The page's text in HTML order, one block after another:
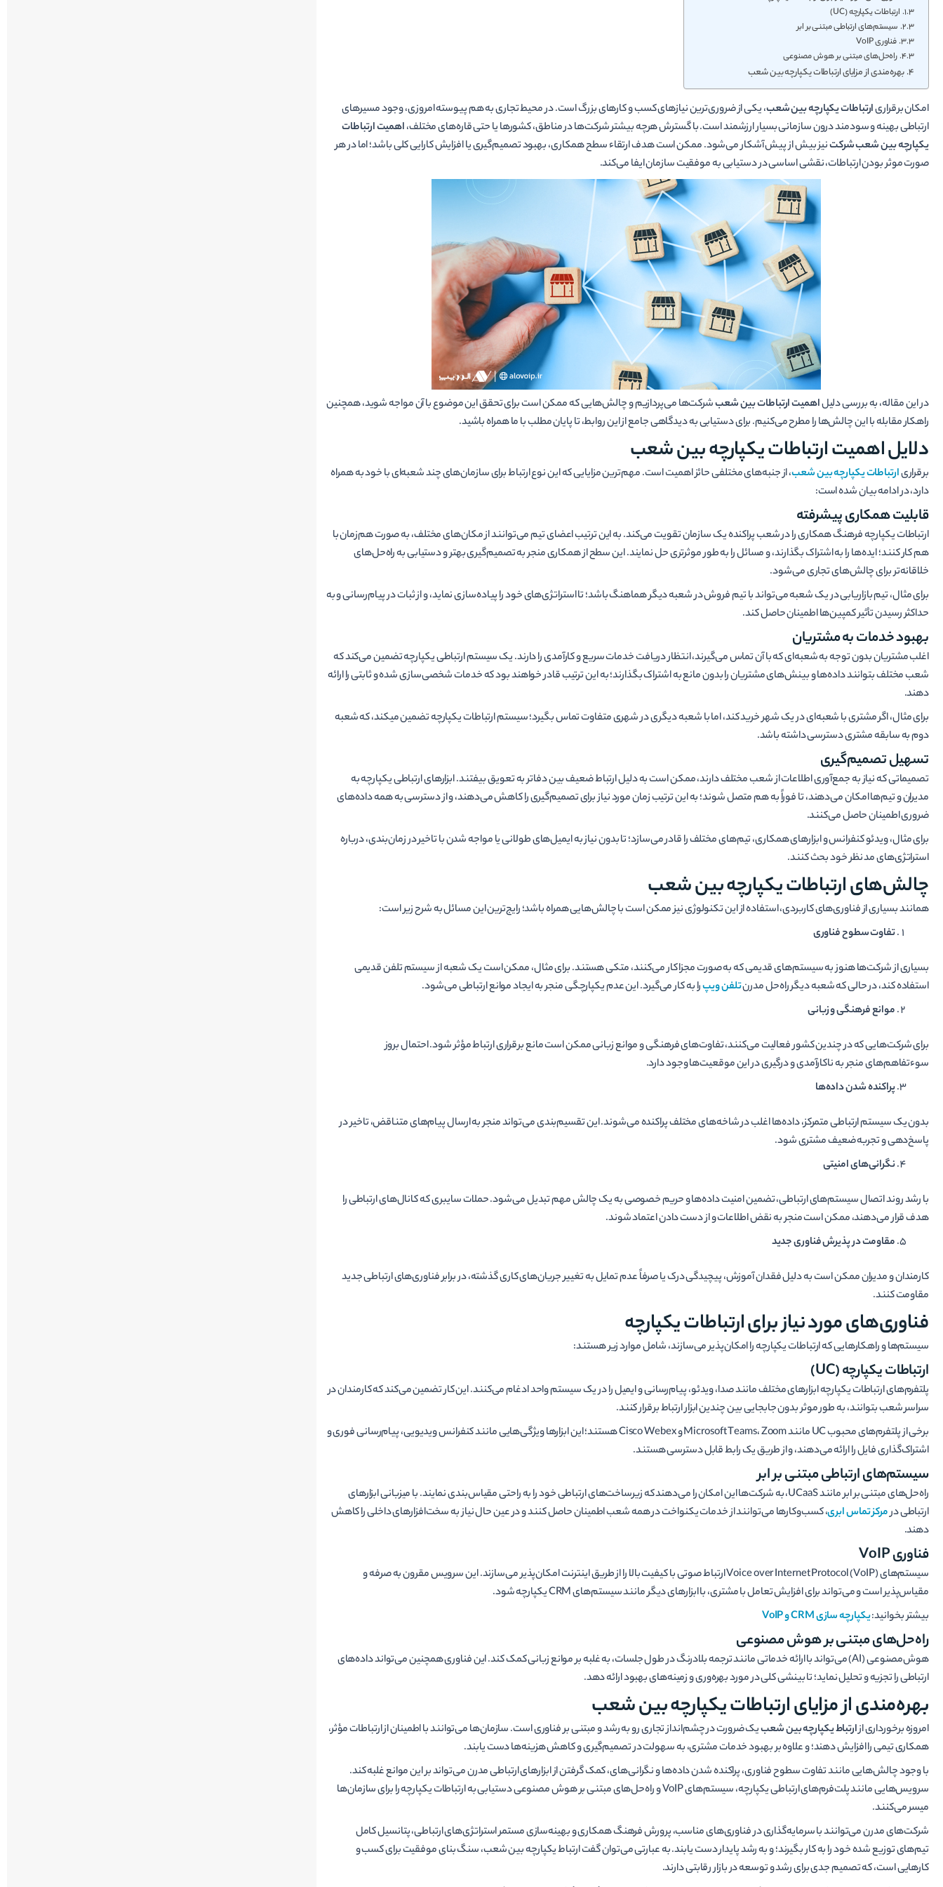
ارتباطات یکپارچه (UC)
سیستم‌های ارتباطی مبتنی بر ابر
فناوری VoIP
راه‌حل‌های مبتنی بر هوش مصنوعی
بهره‌مندی از مزایای ارتباطات یکپارچه بین شعب
امکان برقراریارتباطات یکپارچه بین شعب، یکی از ضروری‌ترین نیازهای کسب و کارهای بزرگ است. در محیط تجاری به هم پیوسته امروزی، وجود مسیرهای
ارتباطی بهینه و سودمند درون سازمانی بسیار ارزشمند است. با گسترش هرچه بیشتر شرکت‌ها در مناطق، کشورها یا حتی قاره‌های مختلف،اهمیت ارتباطات
یکپارچه بین شعب شرکتنیز بیش از پیش آشکار می‌شود. ممکن است هدف ارتقاء سطح همکاری، بهبود تصمیم‌گیری یا افزایش کارایی کلی باشد؛ اما در هر
صورت موثر بودن ارتباطات، نقشی اساسی در دستیابی به موفقیت سازمان ایفا می‌کند.
در این مقاله، به بررسی دلیلاهمیت ارتباطات بین شعبشرکت‌ها می‌پردازیم و چالش‌هایی که ممکن است برای تحقق این موضوع با آن مواجه شوید، همچنین
راهکار مقابله با این چالش‌ها را مطرح می‌کنیم. برای دستیابی به دیدگاهی جامع از این روابط، تا پایان مطلب با ما همراه باشید.
دلایل اهمیت ارتباطات یکپارچه بین شعب
برقراریارتباطات یکپارچه بین شعب، از جنبه‌های مختلفی حائز اهمیت است. مهم‌ترین مزایایی که این نوع ارتباط برای سازمان‌های چند شعبه‌ای با خود به همراه
دارد، در ادامه بیان شده است:
قابلیت همکاری پیشرفته
ارتباطات یکپارچه فرهنگ همکاری را در شعب پراکنده یک سازمان تقویت می‌کند. به این ترتیب اعضای تیم می‌توانند از مکان‌های مختلف، به صورت هم‌زمان با
هم کار کنند؛ ایده‌ها را به اشتراک بگذارند، و مسائل را به طور موثرتری حل نمایند. این سطح از همکاری منجر به تصمیم‌گیری بهتر و دستیابی به راه‌حل‌های
خلاقانه‌تر برای چالش‌های تجاری می‌شود.
برای مثال، تیم بازاریابی در یک شعبه می‌تواند با تیم فروش در شعبه دیگر هماهنگ باشد؛ تا استراتژی‌های خود را پیاده‌سازی نماید، و از ثبات در پیام‌رسانی و به
حداکثر رسیدن تأثیر کمپین‌ها اطمینان حاصل کند.
بهبود خدمات به مشتریان
اغلب مشتریان بدون توجه به شعبه‌ای که با آن تماس می‌گیرند، انتظار دریافت خدمات سریع و کارآمدی را دارند. یک سیستم ارتباطی یکپارچه تضمین می‌کند که
شعب مختلف بتوانند داده‌ها و بینش‌های مشتریان را بدون مانع به اشتراک بگذارند؛ به این ترتیب قادر خواهند بود که خدمات شخصی‌سازی شده و ثابتی را ارائه
دهند.
برای مثال، اگر مشتری با شعبه‌ای در یک شهر خرید کند، اما با شعبه دیگری در شهری متفاوت تماس بگیرد؛ سیستم ارتباطات یکپارچه تضمین می‎کند، که شعبه
دوم به سابقه مشتری دسترسی داشته باشد.
تسهیل تصمیم‌گیری
تصمیماتی که نیاز به جمع‌آوری اطلاعات از شعب مختلف دارند، ممکن است به دلیل ارتباط ضعیف بین دفاتر به تعویق بیفتند. ابزارهای ارتباطی یکپارچه به
مدیران و تیم‌ها امکان می‌دهند، تا فوراً به هم متصل شوند؛ به این ترتیب زمان مورد نیاز برای تصمیم‌گیری را کاهش می‌دهند، و از دسترسی به همه داده‌های
ضروری اطمینان حاصل می‌کنند.
برای مثال، ویدئو کنفرانس و ابزارهای همکاری، تیم‌های مختلف را قادر می‌سازد؛ تا بدون نیاز به ایمیل‌های طولانی یا مواجه شدن با تاخیر در زمان‌بندی، درباره
استراتژی‌های مد نظر خود بحث کنند.
چالش‌های ارتباطات یکپارچه بین شعب
همانند بسیاری از فناوری‌های کاربردی، استفاده از این تکنولوژی نیز ممکن است با چالش‌هایی همراه باشد؛ رایج‌ترین این مسائل به شرح زیر است:
تفاوت سطوح فناوری
بسیاری از شرکت‌ها هنوز به سیستم‌های قدیمی که به صورت مجزا کار می‌کنند، متکی هستند. برای مثال، ممکن است یک شعبه از سیستم تلفن قدیمی
استفاده کند، در حالی که شعبه دیگر راه‌حل مدرنتلفن ویپرا به کار می‌گیرد. این عدم یکپارچگی منجر به ایجاد موانع ارتباطی می‌شود.
موانع فرهنگی و زبانی
برای شرکت‌هایی که در چندین کشور فعالیت می‌کنند، تفاوت‌های فرهنگی و موانع زبانی ممکن است مانع برقراری ارتباط مؤثر شود. احتمال بروز
سوءتفاهم‌های منجر به ناکارآمدی و درگیری در این موقعیت‌ها وجود دارد.
پراکنده شدن داده‌ها
بدون یک سیستم ارتباطی متمرکز، داده‌ها اغلب در شاخه‌های مختلف پراکنده می‌شوند. این تقسیم‌بندی می‌تواند منجر به ارسال پیام‌های متناقض، تاخیر در
پاسخ‌دهی و تجربه ضعیف مشتری شود.
نگرانی‌های امنیتی
با رشد روند اتصال سیستم‌های ارتباطی، تضمین امنیت داده‌ها و حریم خصوصی به یک چالش مهم تبدیل می‌شود. حملات سایبری که کانال‌های ارتباطی را
هدف قرار می‌دهند، ممکن است منجر به نقض اطلاعات و از دست دادن اعتماد شوند.
مقاومت در پذیرش فناوری جدید
کارمندان و مدیران ممکن است به دلیل فقدان آموزش، پیچیدگی درک یا صرفاً عدم تمایل به تغییر جریان‌های کاری گذشته، در برابر فناوری‌های ارتباطی جدید
مقاومت کنند.
فناوری‌های مورد نیاز برای ارتباطات یکپارچه
سیستم‌ها و راهکارهایی که ارتباطات یکپارچه را امکان‌پذیر می‌سازند، شامل موارد زیر هستند:
ارتباطات یکپارچه (UC)
پلتفرم‌های ارتباطات یکپارچه ابزارهای مختلف مانند صدا، ویدئو، پیام‌رسانی و ایمیل را در یک سیستم واحد ادغام می‌کنند. این کار تضمین می‌کند که کارمندان در
سراسر شعب بتوانند، به طور موثر بدون جابجایی بین چندین ابزار ارتباط برقرار کنند.
برخی از پلتفرم‌های محبوب UC مانند Microsoft Teams، Zoom و Cisco Webex هستند؛ این ابزارها ویژگی‌هایی مانند کنفرانس ویدیویی، پیام‌رسانی فوری و
اشتراک‌گذاری فایل را ارائه می‌دهند، و از طریق یک رابط قابل دسترسی هستند.
سیستم‌های ارتباطی مبتنی بر ابر
راه‌حل‌های مبتنی بر ابر مانند UCaaS، به شرکت‌ها این امکان را می‌دهند که زیرساخت‌های ارتباطی خود را به راحتی مقیاس‌بندی نمایند. با میزبانی ابزارهای
ارتباطی درمرکز تماس ابری، کسب‌وکارها می‌توانند از خدمات یکنواخت در همه شعب اطمینان حاصل کنند و در عین حال نیاز به سخت‌افزارهای داخلی را کاهش
دهند.
فناوری VoIP
سیستم‌های Voice over Internet Protocol (VoIP) ارتباط صوتی با کیفیت بالا را از طریق اینترنت امکان‌پذیر می‌سازند. این سرویس مقرون به صرفه و
مقیاس‌پذیر است و می‌تواند برای افزایش تعامل با مشتری، با ابزارهای دیگر مانند سیستم‌های CRM یکپارچه شود.
بیشتر بخوانید:یکپارچه سازی CRM و VoIP
راه‌حل‌های مبتنی بر هوش مصنوعی
هوش‌مصنوعی (AI) می‌تواند با ارائه خدماتی مانند ترجمه بلادرنگ در طول جلسات، به غلبه بر موانع زبانی کمک کند. این فناوری همچنین می‌تواند داده‌های
ارتباطی را تجزیه و تحلیل نماید؛ تا بینشی کلی در مورد بهره‌وری و زمینه‌های بهبود ارائه دهد.
بهره‌مندی از مزایای ارتباطات یکپارچه بین شعب
امروزه برخورداری ازارتباط یکپارچه بین شعبیک ضرورت در چشم‌انداز تجاری رو به رشد و مبتنی بر فناوری است. سازمان‌ها می‌توانند با اطمینان از ارتباطات مؤثر،
همکاری تیمی را افزایش دهند؛ و علاوه بر بهبود خدمات مشتری، به سهولت در تصمیم‌گیری و کاهش هزینه‌ها دست یابند.
با وجود چالش‌هایی مانند تفاوت سطوح فناوری، پراکنده شدن داده‌ها و نگرانی‌های، کمک گرفتن از ابزارهای ارتباطی مدرن می‌تواند بر این موانع غلبه کند.
سرویس‌هایی مانند پلت‌فرم‌های ارتباطی یکپارچه، سیستم‌های VoIP و راه‌حل‌های مبتنی بر هوش مصنوعی دستیابی به ارتباطات یکپارچه را برای سازمان‌ها
میسر می‌کنند.
شرکت‌های مدرن می‌توانند با سرمایه‌گذاری در فناوری‌های مناسب، پرورش فرهنگ همکاری و بهینه‌سازی مستمر استراتژی‌های ارتباطی، پتانسیل کامل
تیم‌های توزیع شده خود را به کار بگیرند؛ و به رشد پایدار دست یابند. به عبارتی می‌توان گفت ارتباط یکپارچه بین شعب، سنگ بنای موفقیت برای کسب و
کارهایی است، که تصمیم جدی برای رشد و توسعه در بازار رقابتی دارند.